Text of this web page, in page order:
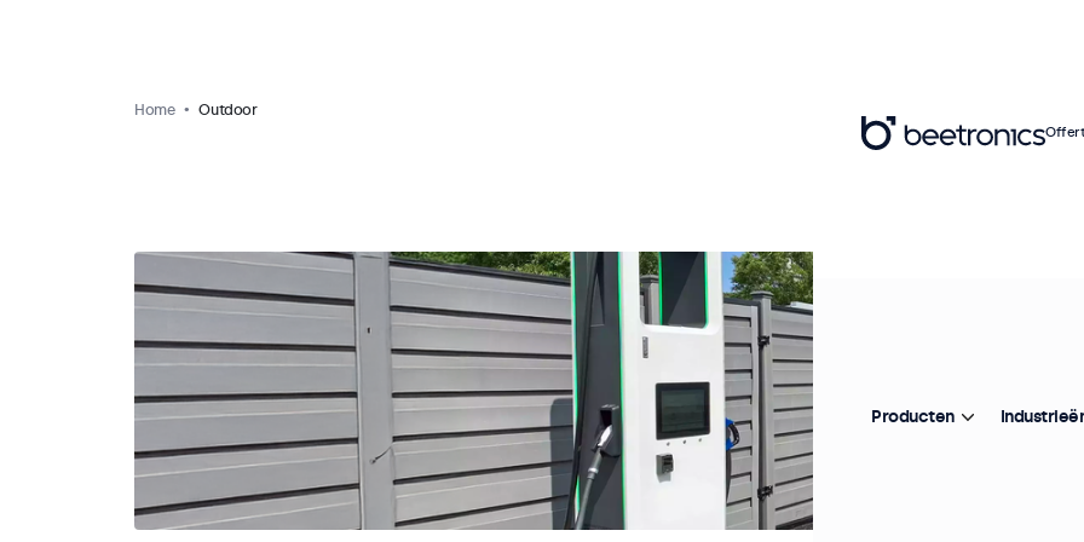
Home Outdoor
Producten